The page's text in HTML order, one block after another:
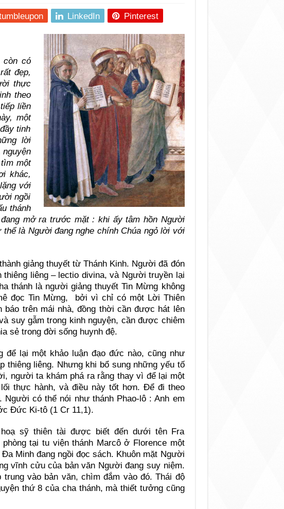
LinkedIn Pinterest
còn có
đẹp,
thực
theo
liền
một
tinh
lời
một
khác,
với
ngồi
thánh
mở ra trước mặt : khi ấy tâm hồn Người
là Người đang nghe chính Chúa ngỏ lời với
giảng thuyết từ Thánh Kinh. Người đã đón
liêng – lectio divina, và Người truyền lại
thánh là người giảng thuyết Tin Mừng không
đọc Tin Mừng, bởi vì chỉ có một Lời Thiên
trên mái nhà, đồng thời cần được hát lên
suy gẫm trong kinh nguyện, cần được chiêm
sẻ trong đời sống huynh đệ.
để lại một khảo luận đạo đức nào, cũng như
thiêng liêng. Nhưng khi bổ sung những yếu tố
người ta khám phá ra rằng thay vì để lại một
thực hành, và điều này tốt hơn. Để đi theo
có thể nói như thánh Phao-lô : Anh em
Đức Ki-tô (1 Cr 11,1).
sỹ thiên tài được biết đến dưới tên Fra
tại tu viện thánh Marcô ở Florence một
Minh đang ngồi đọc sách. Khuôn mặt Người
vĩnh cửu của bản văn Người đang suy niệm.
vào bản văn, chìm đắm vào đó. Thái độ
thứ 8 của cha thánh, mà thiết tưởng cũng